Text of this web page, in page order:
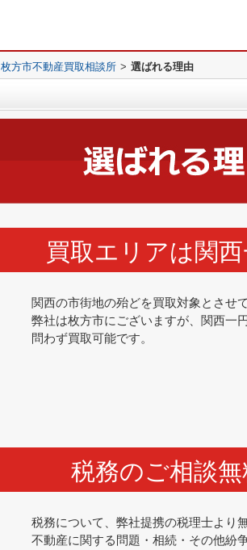
方市不動産買取相談所 > 選ばれる理由
買取エリアは関西
関西の市街地の殆どを買取対象とさせ
弊社は枚方市にございますが、関西一
問わず買取可能です。
税務のご相談無
税務について、弊社提携の税理士より
不動産に関する問題・相続・その他紛